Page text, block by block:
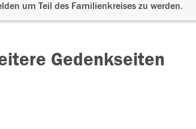
um Teil des Familienkreises zu werden.
Gedenkseiten